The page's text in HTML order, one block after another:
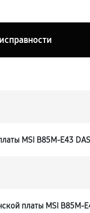
MSI B85M-E43
платы MSI B85M-